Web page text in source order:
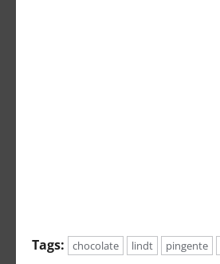
Tags: chocolate lindt pingente